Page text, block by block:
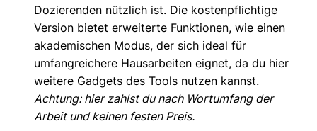
Dozierenden nützlich ist. Die kostenpflichtige
Version bietet erweiterte Funktionen, wie einen
akademischen Modus, der sich ideal für
umfangreichere Hausarbeiten eignet, da du hier
weitere Gadgets des Tools nutzen kannst.
Achtung: hier zahlst du nach Wortumfang der
Arbeit und keinen festen Preis.